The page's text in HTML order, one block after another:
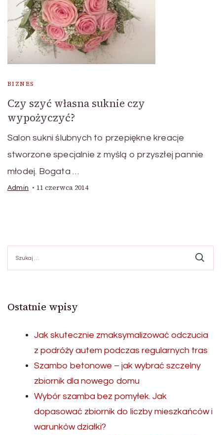
BIZNES
Czy szyć własna suknie czy
wypożyczyć?
Salon sukni ślubnych to przepiękne kreacje
stworzone specjalnie z myślą o przyszłej pannie
młodej. Bogata …
Admin 11 czerwca 2014
Ostatnie wpisy
Jak skutecznie zmaksymalizować odczucia
z podróży autem podczas regularnych tras
Szambo betonowe – jak wybrać szczelny
zbiornik dla nowego domu
Wybór szamba bez pomyłek. Jak
dopasować zbiornik do liczby mieszkańców i
warunków działki?